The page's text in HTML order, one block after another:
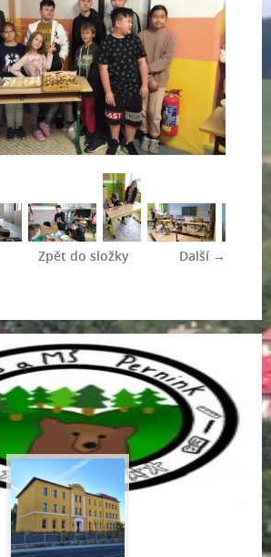
Další →
Zpět do složky